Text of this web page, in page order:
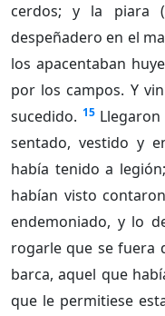
cerdos; y la piara
despeñadero en el
los apacentaban
por los campos. Y
sucedido. 15
sentado, vestido y
había tenido a
habían visto
endemoniado, y lo
rogarle que se fuera
barca, aquel que
que le permitiese